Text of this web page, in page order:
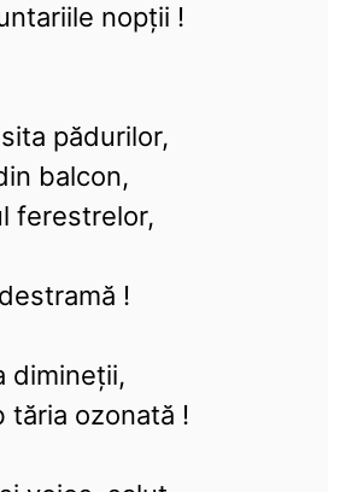
nopții !
pădurilor,
balcon,
ferestrelor,
!
dimineții,
tăria ozonată !